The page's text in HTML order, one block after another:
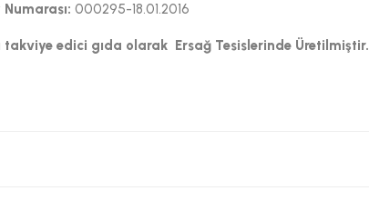
000295-18.01.2016
takviye edici gıda olarak Ersağ Tesislerinde Üretilmiştir.